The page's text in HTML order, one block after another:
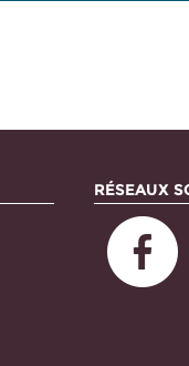
RÉSEAUX